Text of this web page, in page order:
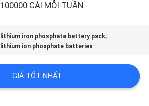
100000 CÁI MỖI TUẦN
lithium iron phosphate battery pack,
lithium ion phosphate batteries
GIÁ TỐT NHẤT